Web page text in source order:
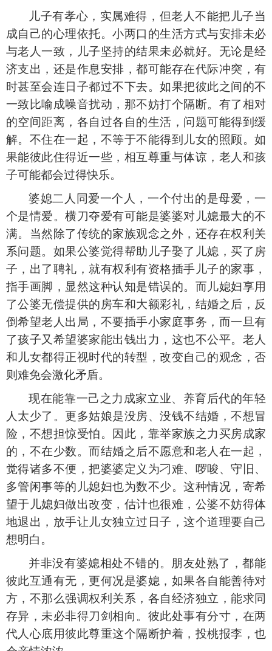
儿子有孝心，实属难得，但老人不能把儿子当
成自己的心理依托。小两口的生活方式与安排未必
与老人一致，儿子坚持的结果未必就好。无论是经
济支出，还是作息安排，都可能存在代际冲突，有
时甚至会连日子都过不下去。如果把彼此之间的不
一致比喻成噪音扰动，那不妨打个隔断。有了相对
的空间距离，各自过各自的生活，问题可能得到缓
解。不住在一起，不等于不能得到儿女的照顾。如
果能彼此住得近一些，相互尊重与体谅，老人和孩
子可能都会过得快乐。
婆媳二人同爱一个人，一个付出的是母爱，一
个是情爱。横刀夺爱有可能是婆婆对儿媳最大的不
满。当然除了传统的家族观念之外，还存在权利关
系问题。如果公婆觉得帮助儿子娶了儿媳，买了房
子，出了聘礼，就有权利有资格插手儿子的家事，
指手画脚，显然这种认知是错误的。而儿媳妇享用
了公婆无偿提供的房车和大额彩礼，结婚之后，反
倒希望老人出局，不要插手小家庭事务，而一旦有
了孩子又希望婆家能出钱出力，这也不公平。老人
和儿女都得正视时代的转型，改变自己的观念，否
则难免会激化矛盾。
现在能靠一己之力成家立业、养育后代的年轻
人太少了。更多姑娘是没房、没钱不结婚，不想冒
险，不想担惊受怕。因此，靠举家族之力买房成家
的，不在少数。而结婚之后不愿意和老人在一起，
觉得诸多不便，把婆婆定义为刁难、啰唆、守旧、
多管闲事等的儿媳妇也为数不少。这种情况，寄希
望于儿媳妇做出改变，估计也很难，公婆不妨得体
地退出，放手让儿女独立过日子，这个道理要自己
想明白。
并非没有婆媳相处不错的。朋友处熟了，都能
彼此互通有无，更何况是婆媳，如果各自能善待对
方，不那么强调权利关系，各自经济独立，能求同
存异，未必非得刀剑相向。彼此处事有分寸，在两
代人心底用彼此尊重这个隔断护着，投桃报李，也